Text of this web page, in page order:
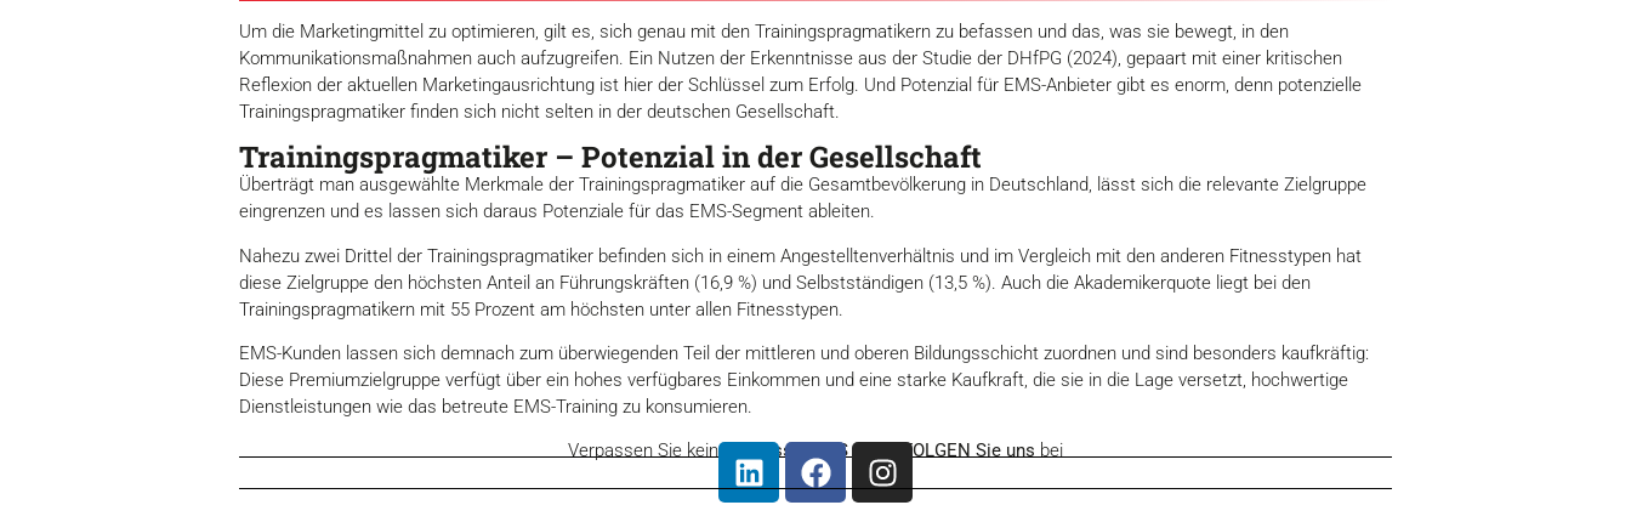
Um die Marketingmittel zu optimieren, gilt es, sich genau mit den Trainingspragmatikern zu befassen und das, was sie bewegt, in den
Kommunikationsmaßnahmen auch aufzugreifen. Ein Nutzen der Erkenntnisse aus der Studie der DHfPG (2024), gepaart mit einer kritischen
Reflexion der aktuellen Marketingausrichtung ist hier der Schlüssel zum Erfolg. Und Potenzial für EMS-Anbieter gibt es enorm, denn potenzielle
Trainingspragmatiker finden sich nicht selten in der deutschen Gesellschaft.
Trainingspragmatiker – Potenzial in der Gesellschaft
Überträgt man ausgewählte Merkmale der Trainingspragmatiker auf die Gesamtbevölkerung in Deutschland, lässt sich die relevante Zielgruppe
eingrenzen und es lassen sich daraus Potenziale für das EMS-Segment ableiten.
Nahezu zwei Drittel der Trainingspragmatiker befinden sich in einem Angestelltenverhältnis und im Vergleich mit den anderen Fitnesstypen hat
diese Zielgruppe den höchsten Anteil an Führungskräften (16,9 %) und Selbstständigen (13,5 %). Auch die Akademikerquote liegt bei den
Trainingspragmatikern mit 55 Prozent am höchsten unter allen Fitnesstypen.
EMS-Kunden lassen sich demnach zum überwiegenden Teil der mittleren und oberen Bildungsschicht zuordnen und sind besonders kaufkräftig:
Diese Premiumzielgruppe verfügt über ein hohes verfügbares Einkommen und eine starke Kaufkraft, die sie in die Lage versetzt, hochwertige
Dienstleistungen wie das betreute EMS-Training zu konsumieren.
Verpassen Sie keine
Fitness- NEWSmehr! FOLGEN Sie uns bei